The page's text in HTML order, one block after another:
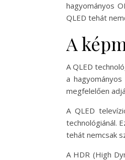
hagyományos
QLED tehát
A
A QLED
a
megfelelően
A QLED
technológiánál.
tehát nemcsak
A HDR (High